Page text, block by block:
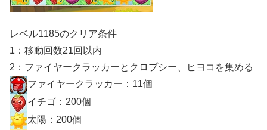
レベル1185のクリア条件
1：移動回数21回以内
2：ファイヤークラッカーとクロプシー、ヒヨコを集める
ファイヤークラッカー：11個
イチゴ：200個
太陽：200個